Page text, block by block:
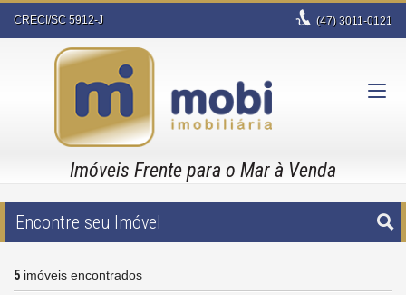
CRECI/SC 5912-J (47)3011-0121
Imóveis Frente para o Mar à Venda
Encontre seu Imóvel
5 imóveis encontrados